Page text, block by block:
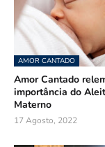
AMOR CANTADO
Amor Cantado
importância do
Materno
17 Agosto, 2022